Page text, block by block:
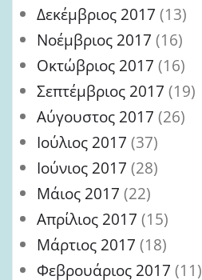
Δεκέμβριος 2017 (13)
Νοέμβριος 2017 (16)
Οκτώβριος 2017 (16)
Σεπτέμβριος 2017 (19)
Αύγουστος 2017 (26)
Ιούλιος 2017 (37)
Ιούνιος 2017 (28)
Μάιος 2017 (22)
Απρίλιος 2017 (15)
Μάρτιος 2017 (18)
Φεβρουάριος 2017 (11)